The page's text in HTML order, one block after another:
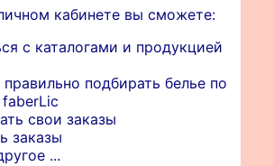
кабинете вы сможете:
с каталогами и продукцией
подбирать белье по
faberLic
свои заказы
заказы
...